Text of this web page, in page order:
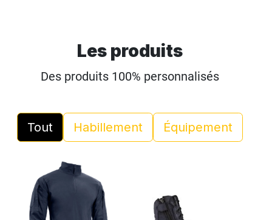
Les produits
Des produits 100% personnalisés
Tout Habillement Équipement